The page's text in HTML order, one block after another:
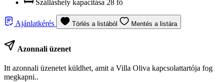
Szálláshely kapacitása 28 fő
Ajánlatkérés Törlés a listából Mentés a listára
Azonnali üzenet
Itt azonnali üzenetet küldhet, amit a Villa Oliva kapcsolattartója fog
megkapni..